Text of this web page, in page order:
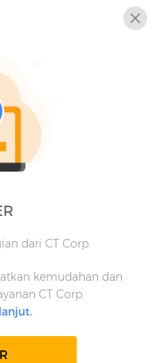
dari CT Corp.
kemudahan dan
CT Corp.